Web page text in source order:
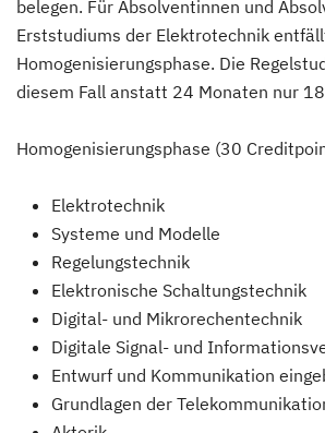
belegen. Für Absolventinnen und
Erststudiums der Elektrotechnik
Homogenisierungsphase. Die
diesem Fall anstatt 24 Monaten nur
Homogenisierungsphase (30
Elektrotechnik
Systeme und Modelle
Regelungstechnik
Elektronische Schaltungstechnik
Digital- und Mikrorechentechnik
Digitale Signal- und
Entwurf und Kommunikation
Grundlagen der